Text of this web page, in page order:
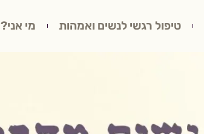
טיפול רגשי לנשים ואמהות מי אני?